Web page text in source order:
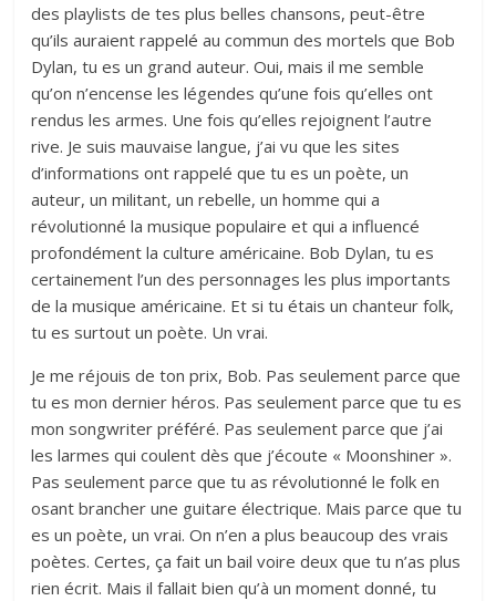
des playlists de tes plus belles chansons, peut-être
qu’ils auraient rappelé au commun des mortels que Bob
Dylan, tu es un grand auteur. Oui, mais il me semble
qu’on n’encense les légendes qu’une fois qu’elles ont
rendus les armes. Une fois qu’elles rejoignent l’autre
rive. Je suis mauvaise langue, j’ai vu que les sites
d’informations ont rappelé que tu es un poète, un
auteur, un militant, un rebelle, un homme qui a
révolutionné la musique populaire et qui a influencé
profondément la culture américaine. Bob Dylan, tu es
certainement l’un des personnages les plus importants
de la musique américaine. Et si tu étais un chanteur folk,
tu es surtout un poète. Un vrai.
Je me réjouis de ton prix, Bob. Pas seulement parce que
tu es mon dernier héros. Pas seulement parce que tu es
mon songwriter préféré. Pas seulement parce que j’ai
les larmes qui coulent dès que j’écoute « Moonshiner ».
Pas seulement parce que tu as révolutionné le folk en
osant brancher une guitare électrique. Mais parce que tu
es un poète, un vrai. On n’en a plus beaucoup des vrais
poètes. Certes, ça fait un bail voire deux que tu n’as plus
rien écrit. Mais il fallait bien qu’à un moment donné, tu